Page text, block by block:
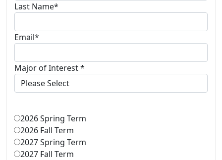
Last Name*
Email*
Major of Interest*
2026 Spring Term
2026 Fall Term
2027 Spring Term
2027 Fall Term